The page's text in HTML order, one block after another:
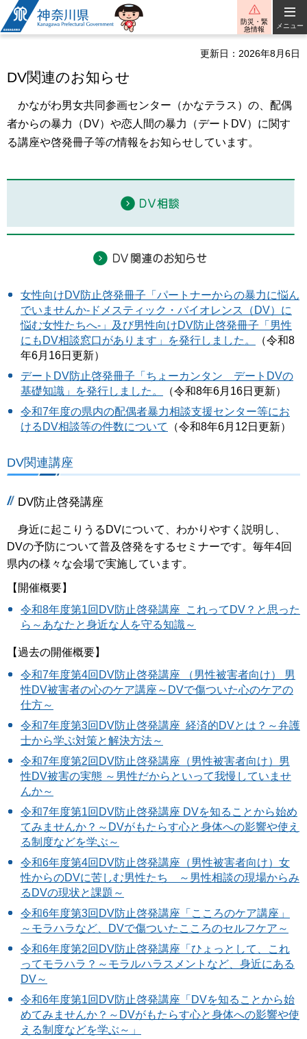
神奈川県
防災・緊
急情報
メニュー
更新日：2026年8月6日
DV関連のお知らせ
かながわ男女共同参画センター（かなテラス）の、配偶
者からの暴力（DV）や恋人間の暴力（デートDV）に関す
る講座や啓発冊子等の情報をお知らせしています。
女性向けDV防止啓発冊子「パートナーからの暴力に悩ん
でいませんか-ドメスティック・バイオレンス（DV）に
悩む女性たちへ-」及び男性向けDV防止啓発冊子「男性
にもDV相談窓口があります」を発行しました。
（令和8
年6月16日更新）
デートDV防止啓発冊子「ちょーカンタン デートDVの
基礎知識」を発行しました。
（令和8年6月16日更新）
令和7年度の県内の配偶者暴力相談支援センター等にお
けるDV相談等の件数について
（令和8年6月12日更新）
DV関連講座
DV防止啓発講座
身近に起こりうるDVについて、わかりやすく説明し、
DVの予防について普及啓発をするセミナーです。毎年4回
県内の様々な会場で実施しています。
【開催概要】
令和8年度第1回DV防止啓発講座 これってDV？と思った
ら～あなたと身近な人を守る知識～
【過去の開催概要】
令和7年度第4回DV防止啓発講座 （男性被害者向け） 男
性DV被害者の心のケア講座～DVで傷ついた心のケアの
仕方～
令和7年度第3回DV防止啓発講座 経済的DVとは？～弁護
士から学ぶ対策と解決方法～
令和7年度第2回DV防止啓発講座（男性被害者向け）男
性DV被害の実態 ～男性だからといって我慢していませ
んか～
令和7年度第1回DV防止啓発講座 DVを知ることから始め
てみませんか？～DVがもたらす心と身体への影響や使え
る制度などを学ぶ～
令和6年度第4回DV防止啓発講座（男性被害者向け）女
性からのDVに苦しむ男性たち ～男性相談の現場からみ
るDVの現状と課題～
令和6年度第3回DV防止啓発講座「こころのケア講座」
～モラハラなど、DVで傷ついたこころのセルフケア～
令和6年度第2回DV防止啓発講座「ひょっとして、これ
ってモラハラ？～モラルハラスメントなど、身近にある
DV～
令和6年度第1回DV防止啓発講座「DVを知ることから始
めてみませんか？～DVがもたらす心と身体への影響や使
える制度などを学ぶ～」